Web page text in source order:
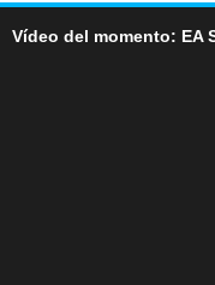
Vídeo del momento: EA